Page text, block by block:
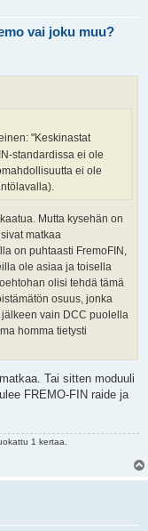
vai joku muu?
"Keskinastat
standardissa ei ole
ei ole
Mutta kysehän on
matkaa
on puhtaasti FremoFIN,
ole asiaa ja toisella
olisi tehdä tämä
osuus, jonka
vain DCC puolella
homma tietysti
Tai sitten moduuli
FREMO-FIN raide ja
1 kertaa.